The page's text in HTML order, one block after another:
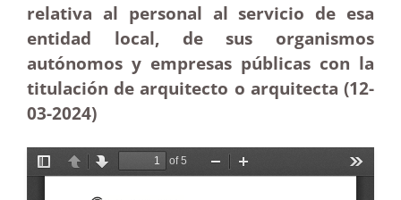
relativa al personal al servicio de esa
entidad local, de sus organismos
autónomos y empresas públicas con la
titulación de arquitecto o arquitecta (12-
03-2024)